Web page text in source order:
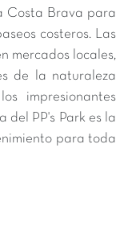
Costa Brava para
costeros. Las
mercados locales,
de la naturaleza
impresionantes
del PP's Park es la
para toda